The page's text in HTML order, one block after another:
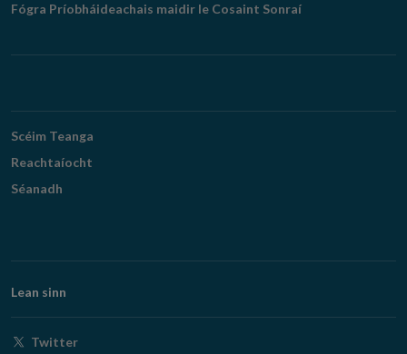
Fógra Príobháideachais maidir le Cosaint Sonraí
Scéim Teanga
Reachtaíocht
Séanadh
Lean sinn
TwitterOpens